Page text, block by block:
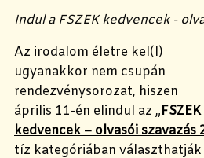
Indul a FSZEK kedvencek -
Az irodalom életre kel(l)
ugyanakkor nem csupán
rendezvénysorozat, hiszen
április 11-én elindul az „FSZEK
kedvencek – olvasói szavazás
tíz kategóriában